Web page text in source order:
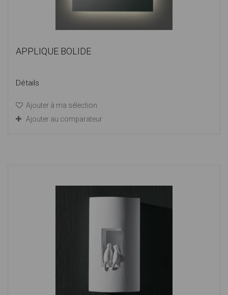
APPLIQUE BOLIDE
Détails
Ajouter à ma sélection
Ajouter au comparateur